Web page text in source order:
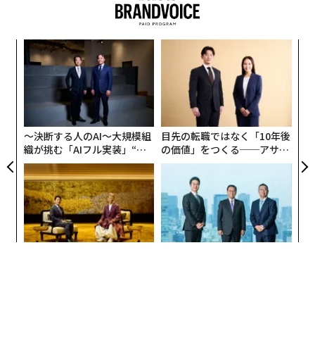
〜決断する人のAI〜大規模組
織が挑む「AIフル実装」“使
う”企業から“動く”企業へ【N
TTドコモビジネス×PwC】
目先の転職ではなく「10年後
の価値」をつくる──アサイ
ンの長期伴走型支援とは